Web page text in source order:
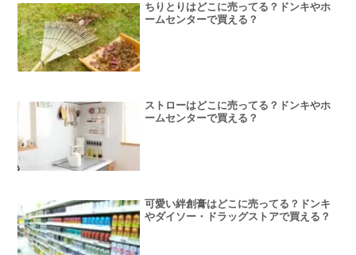
ちりとりはどこに売ってる？ドンキやホ
ームセンターで買える？
ストローはどこに売ってる？ドンキやホ
ームセンターで買える？
可愛い絆創膏はどこに売ってる？ドンキ
やダイソー・ドラッグストアで買える？